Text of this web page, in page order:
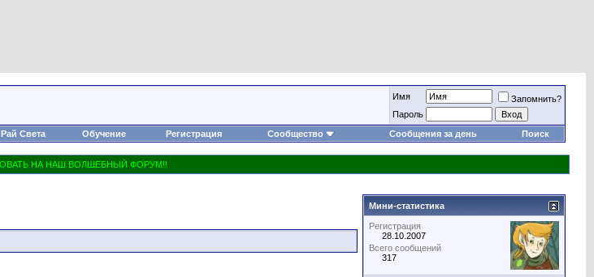
Имя
Запомнить?
Пароль
Рай Света Обучение Регистрация Сообщество Сообщения за день Поиск
Мини-статистика
Регистрация
28.10.2007
Всего сообщений
317